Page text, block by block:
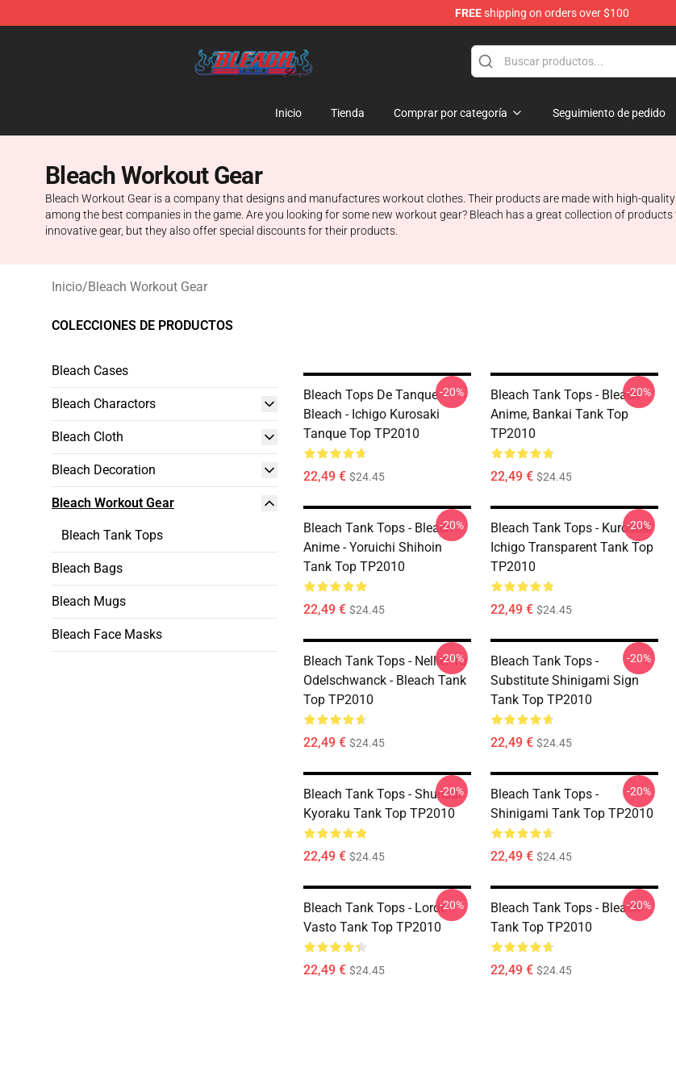
FREEshipping on orders over $100
Inicio Tienda Comprar por categoría Seguimiento de pedido
Bleach Workout Gear
Bleach Workout Gear is a company that designs and manufactures workout clothes. Their products are made with high-
among the best companies in the game. Are you looking for some new workout gear? Bleach has a great collection of
innovative gear, but they also offer special discounts for their products.
Inicio/Bleach Workout Gear
COLECCIONES DE PRODUCTOS
Bleach Cases
Bleach Charactors
Bleach Cloth
Bleach Decoration
Bleach Workout Gear
Bleach Tank Tops
Bleach Bags
Bleach Mugs
Bleach Face Masks
Bleach Tops De Tanque -
Bleach - Ichigo Kurosaki
Tanque Top TP2010
22,49 € $24.45
-20%
Bleach Tank Tops - Bleach
Anime, Bankai Tank Top
TP2010
22,49 € $24.45
-20%
Bleach Tank Tops - Bleach
Anime - Yoruichi Shihoin
Tank Top TP2010
22,49 € $24.45
-20%
Bleach Tank Tops - Kurosaki
Ichigo Transparent Tank Top
TP2010
22,49 € $24.45
-20%
Bleach Tank Tops - Nelliel Tu
Odelschwanck - Bleach Tank
Top TP2010
22,49 € $24.45
-20%
Bleach Tank Tops -
Substitute Shinigami Sign
Tank Top TP2010
22,49 € $24.45
-20%
Bleach Tank Tops - Shunsui
Kyoraku Tank Top TP2010
22,49 € $24.45
-20%
Bleach Tank Tops -
Shinigami Tank Top TP2010
22,49 € $24.45
-20%
Bleach Tank Tops - Lorde
Vasto Tank Top TP2010
22,49 € $24.45
-20%
Bleach Tank Tops - Bleach
Tank Top TP2010
22,49 € $24.45
-20%